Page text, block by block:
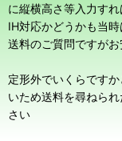
に縦横高さ等入力す
IH対応かどうかも当
送料のご質問ですが
定形外でいくらです
いため送料を尋ねら
さい